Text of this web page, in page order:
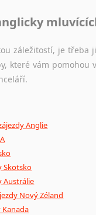
záležitostí, je
které vám
Anglie
Skotsko
Austrálie
Nový Zéland
Kanada